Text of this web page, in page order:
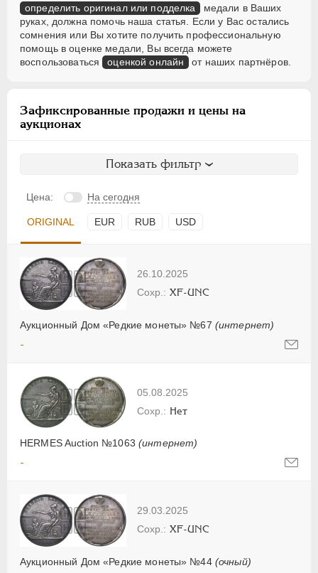
определить оригинал или подделка
медали в Ваших
руках, должна помочь наша статья. Если у Вас остались
сомнения или Вы хотите получить профессиональную
помощь в оценке медали, Вы всегда можете
воспользоваться оценкой онлайн от наших партнёров.
Зафиксированные продажи и цены на
аукционах
Показать фильтр
Цена: На сегодня
ORIGINAL EUR RUB USD
26.10.2025
Аукционный Дом «Редкие монеты» №67 (интернет)
XF-UNC
-
05.08.2025
HERMES Auction №1063 (интернет)
Нет
-
29.03.2025
Аукционный Дом «Редкие монеты» №44 (очный)
XF-UNC